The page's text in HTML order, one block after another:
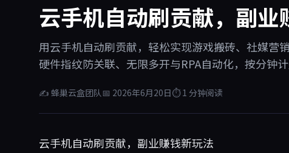
云手机自动刷贡献，副业
用云手机自动刷贡献，轻松实现游戏搬砖、社媒
硬件指纹防关联、无限多开与RPA自动化，按分钟
✍ 蜂巢云盒团队📅 2026年6月20日⏱ 1 分钟阅读
云手机自动刷贡献，副业赚钱新玩法